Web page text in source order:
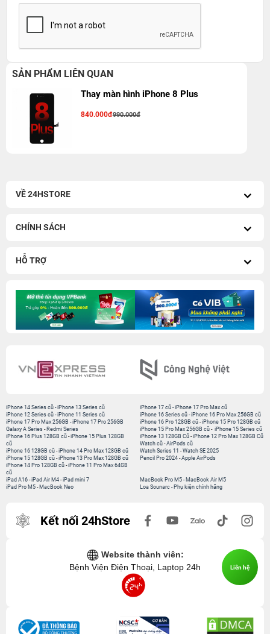
SẢN PHẨM LIÊN QUAN
Thay màn hình iPhone 8 Plus
840.000đ990.000đ
VỀ 24HSTORE
CHÍNH SÁCH
HỖ TRỢ
iPhone 14 Series cũ -iPhone 13 Series cũ
iPhone 12 Series cũ -iPhone 11 Series cũ
iPhone 17 Pro Max 256GB -iPhone 17 Pro 256GB
Galaxy A Series - Redmi Series
iPhone 17 cũ-iPhone 17 Pro Max cũ
iPhone 16 Series cũ- iPhone 16 Pro Max 256GB cũ
iPhone 16 Pro 128GB cũ-iPhone 15 Pro 128GB cũ
iPhone 15 Pro Max 256GB cũ- iPhone 15 Series cũ
iPhone 16 Plus 128GB cũ -iPhone 15 Plus 128GB
cũ
iPhone 16 128GB cũ -iPhone 14 Pro Max 128GB cũ
iPhone 15 128GB cũ -iPhone 13 Pro Max 128GB cũ
iPhone 14 Pro 128GB cũ -iPhone 11 Pro Max 64GB
cũ
iPhone 13 128GB Cũ-iPhone 12 Pro Max 128GB Cũ
Watch cũ-AirPods cũ
Watch Series 11 -Watch SE 2025
Pencil Pro 2024-Apple AirPods
iPad A16 -iPad Air M4 -iPad mini 7
iPad Pro M5 - MacBook Neo
MacBook Pro M5- MacBook Air M5
Loa Sounarc- Phụ kiện chính hãng
Kết nối 24hStore
Website thành viên:
Bệnh Viện Điện Thoại, Laptop 24h
Liên hệ